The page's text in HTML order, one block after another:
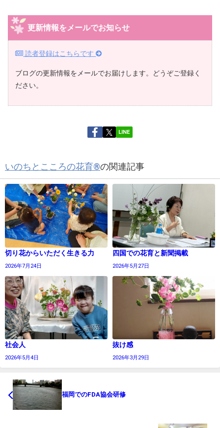
更新情報をメールでお知らせ
読者登録はこちらです
ブログの更新情報をメールでお届けします。どうぞご登録く
ださい。
LINE
いのちとこころの花育®の関連記事
切り花からいただく生きる力
2026年7月24日
四国での花育と新聞掲載
2026年5月27日
社会人
2026年5月4日
抜け感
2026年3月29日
福岡でのFDA協会研修